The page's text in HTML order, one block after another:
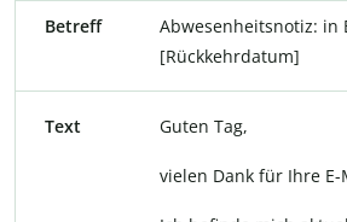
Betreff
Abwesenheitsnotiz: in
[Rückkehrdatum]
Text Guten Tag,
vielen Dank für Ihre E-